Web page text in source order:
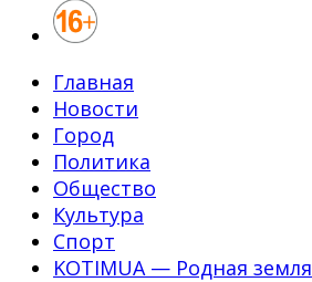
Главная
Новости
Город
Политика
Общество
Культура
Спорт
KOTIMUA — Родная земля